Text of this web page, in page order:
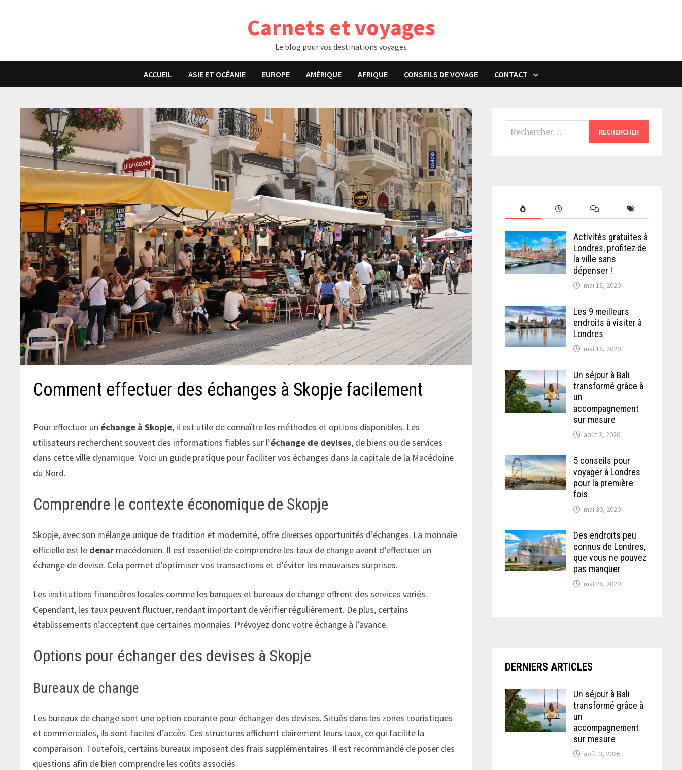
Carnets et voyages
Le blog pour vos destinations voyages
ACCUEIL ASIE ET OCÉANIE EUROPE AMÉRIQUE AFRIQUE CONSEILS DE VOYAGE CONTACT
Comment effectuer des échanges à Skopje facilement
Pour effectuer un échange à Skopje, il est utile de connaître les méthodes et options disponibles. Les
utilisateurs recherchent souvent des informations fiables sur l’échange de devises, de biens ou de services
dans cette ville dynamique. Voici un guide pratique pour faciliter vos échanges dans la capitale de la Macédoine
du Nord.
Comprendre le contexte économique de Skopje
Skopje, avec son mélange unique de tradition et modernité, offre diverses opportunités d’échanges. La monnaie
officielle est le denar macédonien. Il est essentiel de comprendre les taux de change avant d’effectuer un
échange de devise. Cela permet d’optimiser vos transactions et d’éviter les mauvaises surprises.
Les institutions financières locales comme les banques et bureaux de change offrent des services variés.
Cependant, les taux peuvent fluctuer, rendant important de vérifier régulièrement. De plus, certains
établissements n’acceptent que certaines monnaies. Prévoyez donc votre échange à l’avance.
Options pour échanger des devises à Skopje
Bureaux de change
Les bureaux de change sont une option courante pour échanger des devises. Situés dans les zones touristiques
et commerciales, ils sont faciles d’accès. Ces structures affichent clairement leurs taux, ce qui facilite la
comparaison. Toutefois, certains bureaux imposent des frais supplémentaires. Il est recommandé de poser des
questions afin de bien comprendre les coûts associés.
Rechercher :
Activités gratuites à
Londres, profitez de
la ville sans
dépenser !
mai 18, 2020
Les 9 meilleurs
endroits à visiter à
Londres
mai 18, 2020
Un séjour à Bali
transformé grâce à
un
accompagnement
sur mesure
août 3, 2026
5 conseils pour
voyager à Londres
pour la première
fois
mai 30, 2020
Des endroits peu
connus de Londres,
que vous ne pouvez
pas manquer
mai 28, 2020
DERNIERS ARTICLES
Un séjour à Bali
transformé grâce à
un
accompagnement
sur mesure
août 3, 2026